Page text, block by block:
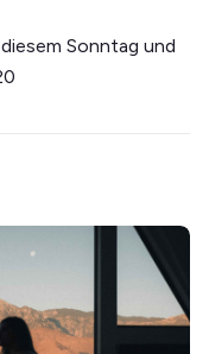
Sonntag und